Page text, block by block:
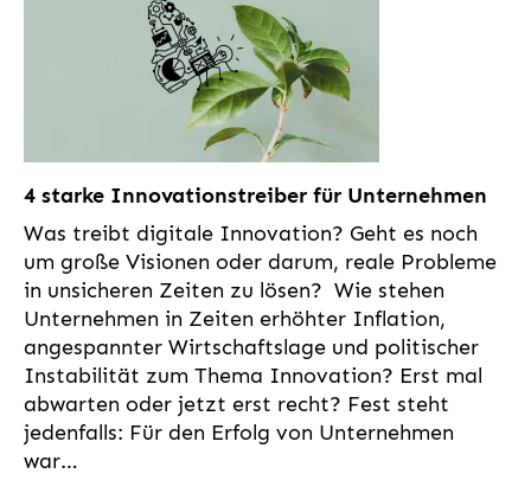
4 starke Innovationstreiber für Unternehmen
Was treibt digitale Innovation? Geht es noch
um große Visionen oder darum, reale Probleme
in unsicheren Zeiten zu lösen? Wie stehen
Unternehmen in Zeiten erhöhter Inflation,
angespannter Wirtschaftslage und politischer
Instabilität zum Thema Innovation? Erst mal
abwarten oder jetzt erst recht? Fest steht
jedenfalls: Für den Erfolg von Unternehmen
war…